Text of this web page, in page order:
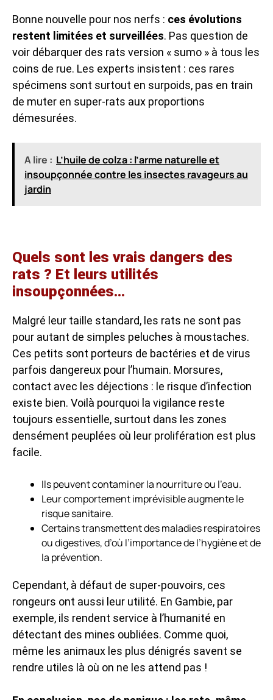
Bonne nouvelle pour nos nerfs : ces évolutions
restent limitées et surveillées. Pas question de
voir débarquer des rats version « sumo » à tous les
coins de rue. Les experts insistent : ces rares
spécimens sont surtout en surpoids, pas en train
de muter en super-rats aux proportions
démesurées.
A lire : L’huile de colza : l’arme naturelle et
insoupçonnée contre les insectes ravageurs au
jardin
Quels sont les vrais dangers des
rats ? Et leurs utilités
insoupçonnées…
Malgré leur taille standard, les rats ne sont pas
pour autant de simples peluches à moustaches.
Ces petits sont porteurs de bactéries et de virus
parfois dangereux pour l’humain. Morsures,
contact avec les déjections : le risque d’infection
existe bien. Voilà pourquoi la vigilance reste
toujours essentielle, surtout dans les zones
densément peuplées où leur prolifération est plus
facile.
Ils peuvent contaminer la nourriture ou l’eau.
Leur comportement imprévisible augmente le
risque sanitaire.
Certains transmettent des maladies respiratoires
ou digestives, d’où l’importance de l’hygiène et de
la prévention.
Cependant, à défaut de super-pouvoirs, ces
rongeurs ont aussi leur utilité. En Gambie, par
exemple, ils rendent service à l’humanité en
détectant des mines oubliées. Comme quoi,
même les animaux les plus dénigrés savent se
rendre utiles là où on ne les attend pas !